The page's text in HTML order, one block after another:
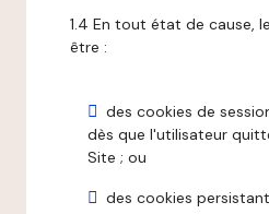
1.4 En tout état de cause,
être :
des cookies de
dès que l'utilisateur
Site ; ou
des cookies